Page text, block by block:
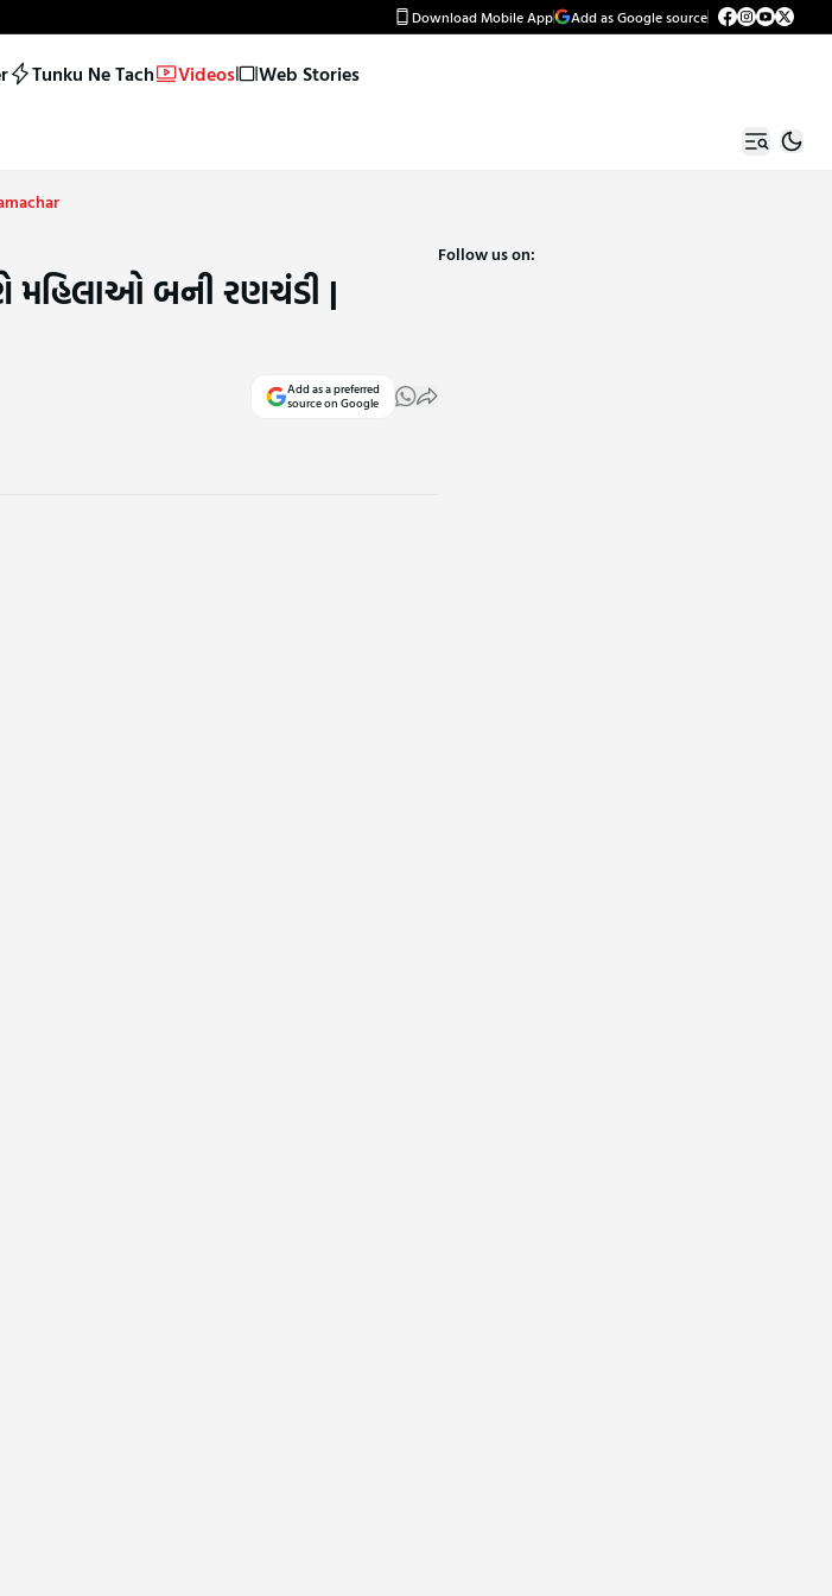
Download Mobile App Add as Google source
Tunku Ne Tach Videos Web Stories
મહિલાઓ બની રણચંડી |
Add as a preferred
source on Google
Follow us on: